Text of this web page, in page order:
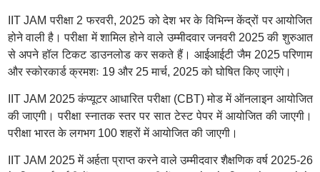
IIT JAM परीक्षा 2 फरवरी, 2025 को देश भर के विभिन्न केंद्रों पर आयोजित
होने वाली है। परीक्षा में शामिल होने वाले उम्मीदवार जनवरी 2025 की शुरुआत
से अपने हॉल टिकट डाउनलोड कर सकते हैं। आईआईटी जैम 2025 परिणाम
और स्कोरकार्ड क्रमशः 19 और 25 मार्च, 2025 को घोषित किए जाएंगे।
IIT JAM 2025 कंप्यूटर आधारित परीक्षा (CBT) मोड में ऑनलाइन आयोजित
की जाएगी। परीक्षा स्नातक स्तर पर सात टेस्ट पेपर में आयोजित की जाएगी।
परीक्षा भारत के लगभग 100 शहरों में आयोजित की जाएगी।
IIT JAM 2025 में अर्हता प्राप्त करने वाले उम्मीदवार शैक्षणिक वर्ष 2025-26